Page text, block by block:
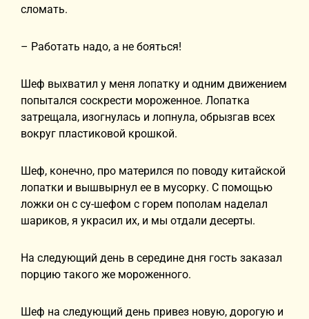
сломать.
– Работать надо, а не бояться!
Шеф выхватил у меня лопатку и одним движением
попытался соскрести мороженное. Лопатка
затрещала, изогнулась и лопнула, обрызгав всех
вокруг пластиковой крошкой.
Шеф, конечно, про матерился по поводу китайской
лопатки и вышвырнул ее в мусорку. С помощью
ложки он с су-шефом с горем пополам наделал
шариков, я украсил их, и мы отдали десерты.
На следующий день в середине дня гость заказал
порцию такого же мороженного.
Шеф на следующий день привез новую, дорогую и